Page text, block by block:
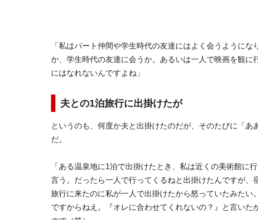
「私はパート仲間や学生時代の友達にはよく会うように
か、学生時代の友達に会うか。あるいは一人で映画を観
にはなれないんですよね」
夫との1泊旅行に出掛けたが
というのも、何度か夫と出掛けたのだが、そのたびに「
だ。
「ある温泉地に1泊で出掛けたとき、私は近くの美術館に
言う。だったら一人で行ってくるねと出掛けたんですが、
旅行に来たのに私が一人で出掛けたから怒っていたみたい
ですからねえ。『オレに合わせてくれないの？』と言い